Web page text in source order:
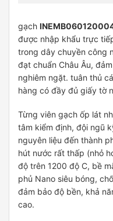
gạch
được nhập khẩu trực
trong dây chuyền công
đạt chuẩn Châu Âu,
nghiêm ngặt. tuân thủ
hàng có đầy đủ giấy tờ
Từng viên gạch ốp lát
tâm kiểm định, đội ngũ
nguyên liệu đến thành
hút nước rất thấp (nhỏ
độ trên 1200 độ C, bề
phủ Nano siêu bóng,
đảm bảo độ bền, khả
cao.